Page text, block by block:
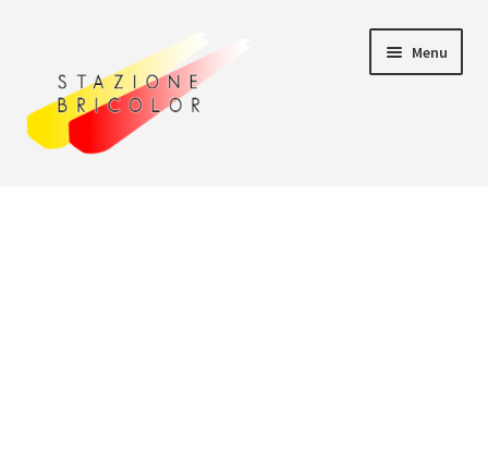
navigazione
contenuto
Menu